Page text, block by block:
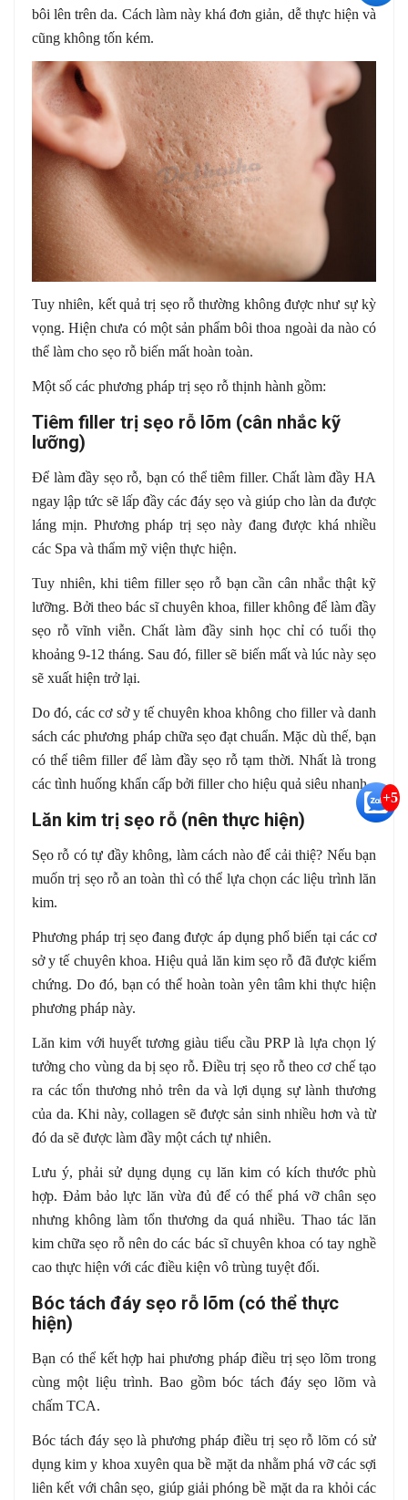
bôi lên trên da. Cách làm này khá đơn giản, dễ thực hiện và
cũng không tốn kém.
Tuy nhiên, kết quả trị sẹo rỗ thường không được như sự kỳ
vọng. Hiện chưa có một sản phẩm bôi thoa ngoài da nào có
thể làm cho sẹo rỗ biến mất hoàn toàn.
Một số các phương pháp trị sẹo rỗ thịnh hành gồm:
Tiêm filler trị sẹo rỗ lõm (cân nhắc kỹ
lưỡng)
Để làm đầy sẹo rỗ, bạn có thể tiêm filler. Chất làm đầy HA
ngay lập tức sẽ lấp đầy các đáy sẹo và giúp cho làn da được
láng mịn. Phương pháp trị sẹo này đang được khá nhiều
các Spa và thẩm mỹ viện thực hiện.
Tuy nhiên, khi tiêm filler sẹo rỗ bạn cần cân nhắc thật kỹ
lưỡng. Bởi theo bác sĩ chuyên khoa, filler không để làm đầy
sẹo rỗ vĩnh viễn. Chất làm đầy sinh học chỉ có tuổi thọ
khoảng 9-12 tháng. Sau đó, filler sẽ biến mất và lúc này sẹo
sẽ xuất hiện trở lại.
Do đó, các cơ sở y tế chuyên khoa không cho filler và danh
sách các phương pháp chữa sẹo đạt chuẩn. Mặc dù thế, bạn
có thể tiêm filler để làm đầy sẹo rỗ tạm thời. Nhất là trong
các tình huống khẩn cấp bởi filler cho hiệu quả siêu nhanh.
Lăn kim trị sẹo rỗ (nên thực hiện)
Sẹo rỗ có tự đầy không, làm cách nào để cải thiệ? Nếu bạn
muốn trị sẹo rỗ an toàn thì có thể lựa chọn các liệu trình lăn
kim.
Phương pháp trị sẹo đang được áp dụng phổ biến tại các cơ
sở y tế chuyên khoa. Hiệu quả lăn kim sẹo rỗ đã được kiểm
chứng. Do đó, bạn có thể hoàn toàn yên tâm khi thực hiện
phương pháp này.
Lăn kim với huyết tương giàu tiểu cầu PRP là lựa chọn lý
tưởng cho vùng da bị sẹo rỗ. Điều trị sẹo rỗ theo cơ chế tạo
ra các tổn thương nhỏ trên da và lợi dụng sự lành thương
của da. Khi này, collagen sẽ được sản sinh nhiều hơn và từ
đó da sẽ được làm đầy một cách tự nhiên.
Lưu ý, phải sử dụng dụng cụ lăn kim có kích thước phù
hợp. Đảm bảo lực lăn vừa đủ để có thể phá vỡ chân sẹo
nhưng không làm tổn thương da quá nhiều. Thao tác lăn
kim chữa sẹo rỗ nên do các bác sĩ chuyên khoa có tay nghề
cao thực hiện với các điều kiện vô trùng tuyệt đối.
Bóc tách đáy sẹo rỗ lõm (có thể thực
hiện)
Bạn có thể kết hợp hai phương pháp điều trị sẹo lõm trong
cùng một liệu trình. Bao gồm bóc tách đáy sẹo lõm và
chấm TCA.
Bóc tách đáy sẹo là phương pháp điều trị sẹo rỗ lõm có sử
dụng kim y khoa xuyên qua bề mặt da nhằm phá vỡ các sợi
liên kết với chân sẹo, giúp giải phóng bề mặt da ra khỏi các
+5